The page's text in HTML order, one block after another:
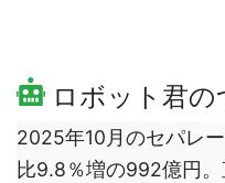
ロボット君の
2025年10月のセパレ
比9.8％増の992億円。